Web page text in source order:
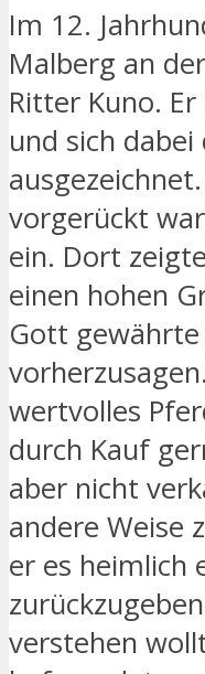
Im 12.
Malberg an
Ritter Kuno.
und sich
vorgerückt
ein. Dort
einen hohen
Gott
wertvolles
durch Kauf
aber nicht
andere Weise
er es heimlich
verstehen